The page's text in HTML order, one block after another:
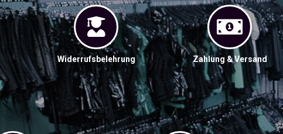
Widerrufsbelehrung Zahlung & Versand